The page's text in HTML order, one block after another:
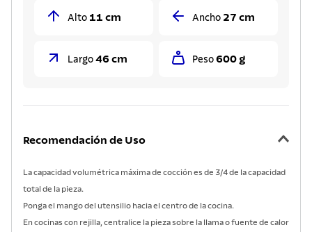
Alto 11 cm Ancho 27 cm
Largo 46 cm Peso 600 g
Recomendación de Uso
La capacidad volumétrica máxima de cocción es de 3/4 de la capacidad
total de la pieza.
Ponga el mango del utensilio hacia el centro de la cocina.
En cocinas con rejilla, centralice la pieza sobre la llama o fuente de calor